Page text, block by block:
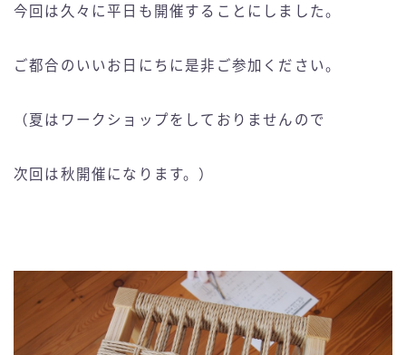
今回は久々に平日も開催することにしました。
ご都合のいいお日にちに是非ご参加ください。
（夏はワークショップをしておりませんので
次回は秋開催になります。）